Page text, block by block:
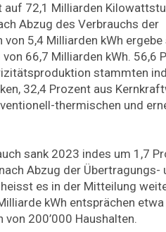
auf 72,1 Milliarden
Abzug des Verbrauchs der
von 5,4 Milliarden kWh
66,7 Milliarden kWh. 56,6
stammten
32,4 Prozent aus
thermischen und
sank 2023 indes um 1,7
Abzug der Übertragungs-
es in der Mitteilung
kWh entsprächen
von 200’000 Haushalten.